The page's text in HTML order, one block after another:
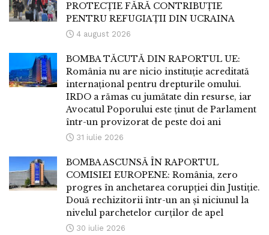
PROTECȚIE FĂRĂ CONTRIBUȚIE
PENTRU REFUGIAȚII DIN UCRAINA
4 august 2026
BOMBA TĂCUTĂ DIN RAPORTUL UE:
România nu are nicio instituție acreditată
internațional pentru drepturile omului.
IRDO a rămas cu jumătate din resurse, iar
Avocatul Poporului este ținut de Parlament
într-un provizorat de peste doi ani
31 iulie 2026
BOMBA ASCUNSĂ ÎN RAPORTUL
COMISIEI EUROPENE: România, zero
progres în anchetarea corupției din Justiție.
Două rechizitorii într-un an și niciunul la
nivelul parchetelor curților de apel
30 iulie 2026